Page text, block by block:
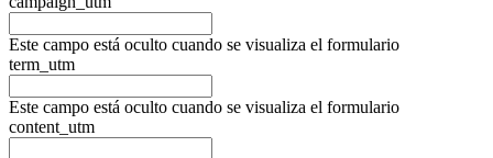
Este campo está oculto cuando se visualiza el formulario
term_utm
Este campo está oculto cuando se visualiza el formulario
content_utm